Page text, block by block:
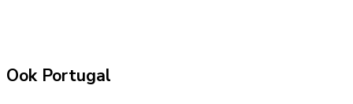
Ook Portugal